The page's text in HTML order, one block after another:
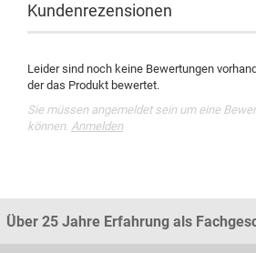
Kundenrezensionen
Leider sind noch keine Bewertungen
der das Produkt bewertet.
Sie müssen angemeldet sein um eine
können. Anmelden
Über 25 Jahre Erfahrung als